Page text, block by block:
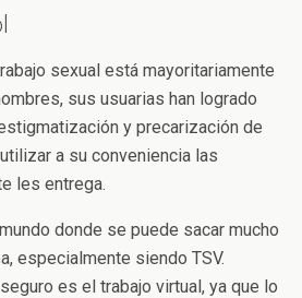
sexual está mayoritariamente
sus usuarias han logrado
y precarización de
a su conveniencia las
les entrega.
donde se puede sacar mucho
especialmente siendo TSV.
es el trabajo virtual, ya que lo